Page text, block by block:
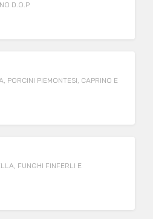
D.O.P
PORCINI PIEMONTESI, CAPRINO E
FUNGHI FINFERLI E